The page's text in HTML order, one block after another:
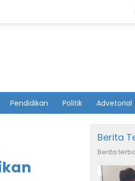
Pendidikan Politik Advetorial
Berita
Berita